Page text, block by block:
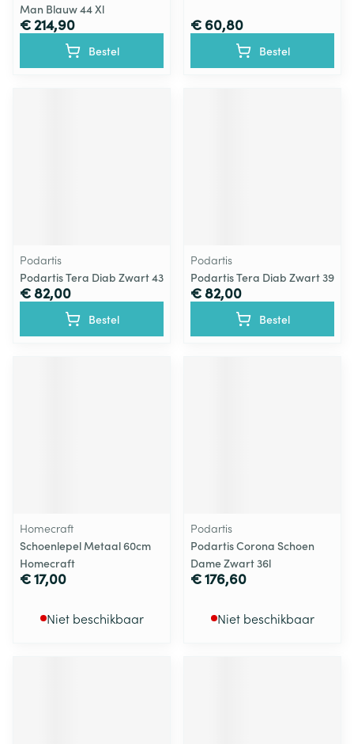
Man Blauw 44 Xl
€ 214,90
Bestel
€ 60,80
Bestel
Podartis
Podartis Tera Diab Zwart 43
€ 82,00
Bestel
Podartis
Podartis Tera Diab Zwart 39
€ 82,00
Bestel
Homecraft
Schoenlepel Metaal 60cm
Homecraft
€ 17,00
Niet beschikbaar
Podartis
Podartis Corona Schoen
Dame Zwart 36l
€ 176,60
Niet beschikbaar